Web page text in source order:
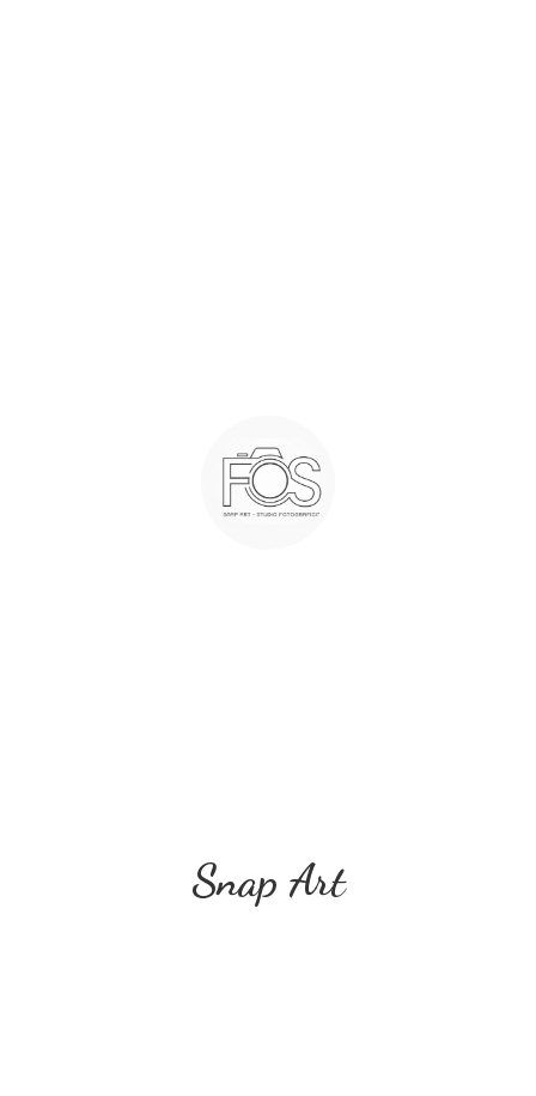
Snap Art